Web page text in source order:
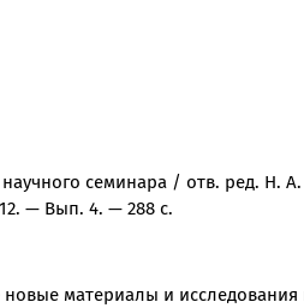
семинара / отв. ред. Н.
— Вып. 4. — 288 с.
материалы и